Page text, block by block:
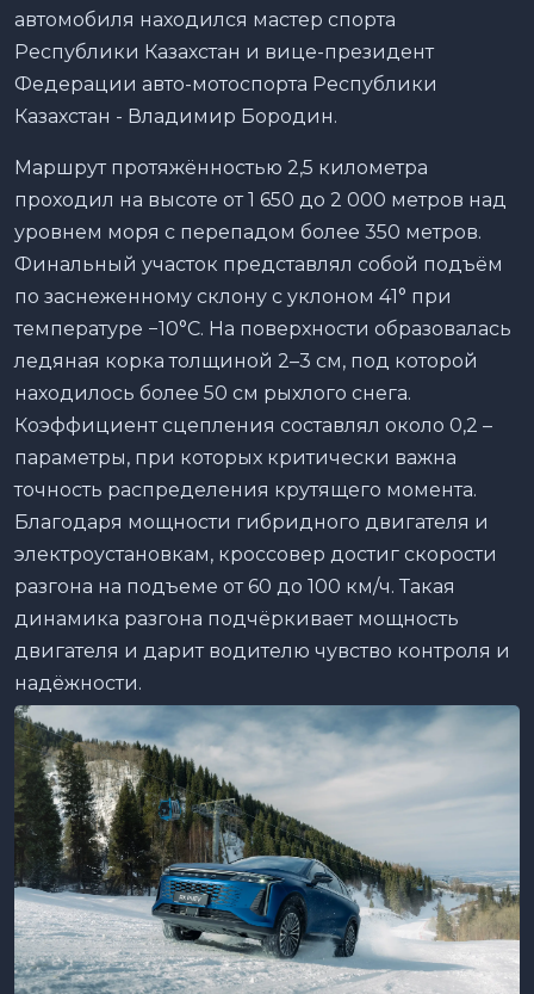
автомобиля находился мастер спорта
Республики Казахстан и вице-президент
Федерации авто-мотоспорта Республики
Казахстан - Владимир Бородин.
Маршрут протяжённостью 2,5 километра
проходил на высоте от 1 650 до 2 000 метров над
уровнем моря с перепадом более 350 метров.
Финальный участок представлял собой подъём
по заснеженному склону с уклоном 41° при
температуре −10°C. На поверхности образовалась
ледяная корка толщиной 2–3 см, под которой
находилось более 50 см рыхлого снега.
Коэффициент сцепления составлял около 0,2 –
параметры, при которых критически важна
точность распределения крутящего момента.
Благодаря мощности гибридного двигателя и
электроустановкам, кроссовер достиг скорости
разгона на подъеме от 60 до 100 км/ч. Такая
динамика разгона подчёркивает мощность
двигателя и дарит водителю чувство контроля и
надёжности.